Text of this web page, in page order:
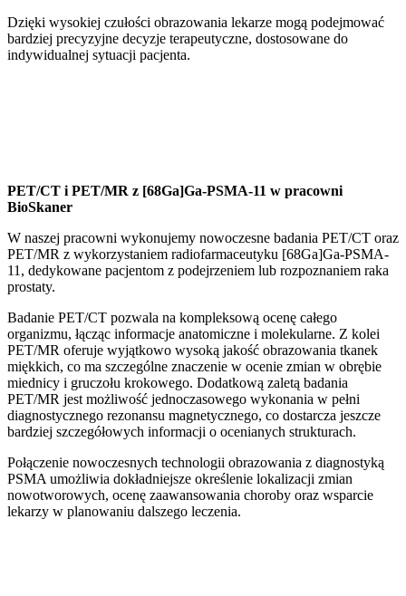
Dzięki wysokiej czułości obrazowania lekarze mogą podejmować
bardziej precyzyjne decyzje terapeutyczne, dostosowane do
indywidualnej sytuacji pacjenta.
PET/CT i PET/MR z [68Ga]Ga-PSMA-11 w pracowni
BioSkaner
W naszej pracowni wykonujemy nowoczesne badania PET/CT oraz
PET/MR z wykorzystaniem radiofarmaceutyku [68Ga]Ga-PSMA-
11, dedykowane pacjentom z podejrzeniem lub rozpoznaniem raka
prostaty.
Badanie PET/CT pozwala na kompleksową ocenę całego
organizmu, łącząc informacje anatomiczne i molekularne. Z kolei
PET/MR oferuje wyjątkowo wysoką jakość obrazowania tkanek
miękkich, co ma szczególne znaczenie w ocenie zmian w obrębie
miednicy i gruczołu krokowego. Dodatkową zaletą badania
PET/MR jest możliwość jednoczasowego wykonania w pełni
diagnostycznego rezonansu magnetycznego, co dostarcza jeszcze
bardziej szczegółowych informacji o ocenianych strukturach.
Połączenie nowoczesnych technologii obrazowania z diagnostyką
PSMA umożliwia dokładniejsze określenie lokalizacji zmian
nowotworowych, ocenę zaawansowania choroby oraz wsparcie
lekarzy w planowaniu dalszego leczenia.